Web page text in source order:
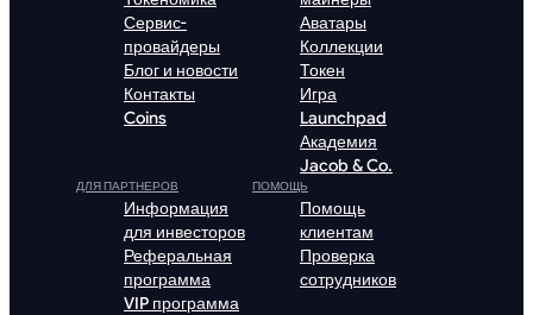
Сервис-
провайдеры
Блог и новости
Контакты
Coins
Аватары
Коллекции
Токен
Игра
Launchpad
Академия
Jacob & Co.
ДЛЯ ПАРТНЕРОВ
Информация
для инвесторов
Реферальная
программа
VIP программа
ПОМОЩЬ
Помощь
клиентам
Проверка
сотрудников